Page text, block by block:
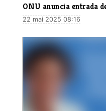
ONU anuncia entrada
22 mai 2025 08:16